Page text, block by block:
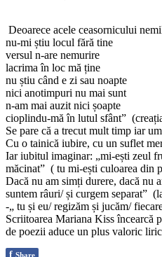
Deoarece acele ceasornicului
nu-mi știu locul fără tine
versul n-are nemurire
lacrima în loc mă ține
nu știu când e zi sau noapte
nici anotimpuri nu mai sunt
n-am mai auzit nici șoapte
cioplindu-mă în lutul sfânt”
Se pare că a trecut mult timp iar
Cu o tainică iubire, cu un suflet
Iar iubitul imaginar: „mi-ești zeul
măcinat” ( tu mi-ești culoarea din
Dacă nu am simți durere, dacă nu
suntem râuri/ și curgem separat”
-„ tu și eu/ regizăm și jucăm/
Scriitoarea Mariana Kiss încearcă
de poezii aduce un plus valoric
f Share